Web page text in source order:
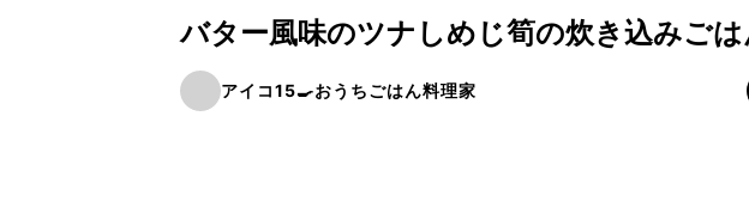
バター風味のツナしめじ筍の炊き込みごは
アイコ15🍳おうちごはん料理家